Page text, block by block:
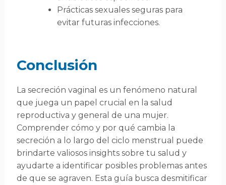
Prácticas sexuales seguras para
evitar futuras infecciones.
Conclusión
La secreción vaginal es un fenómeno natural
que juega un papel crucial en la salud
reproductiva y general de una mujer.
Comprender cómo y por qué cambia la
secreción a lo largo del ciclo menstrual puede
brindarte valiosos insights sobre tu salud y
ayudarte a identificar posibles problemas antes
de que se agraven. Esta guía busca desmitificar